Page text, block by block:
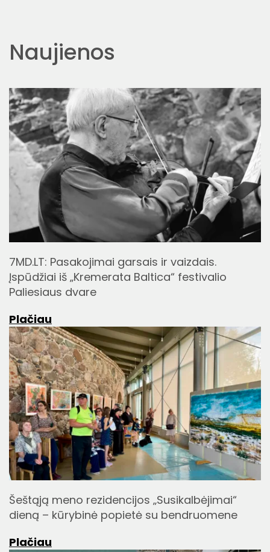
Naujienos
7MD.LT: Pasakojimai garsais ir vaizdais.
Įspūdžiai iš „Kremerata Baltica“ festivalio
Paliesiaus dvare
Plačiau
Šeštąją meno rezidencijos „Susikalbėjimai“
dieną – kūrybinė popietė su bendruomene
Plačiau